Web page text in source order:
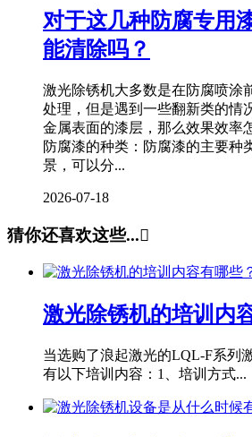
对于这几种防腐专用
能清除吗？
激光除锈机大多数是在防腐喷涂
处理，但是遇到一些翻新类的情
金属表面的漆层，那么效果效率
防腐漆的种类：防腐漆的主要种
景，可以分...
2026-07-18
猜你还喜欢这些...
激光除锈机的培训内
当选购了浪起激光的LQL-F系列
有以下培训内容：1、培训方式...